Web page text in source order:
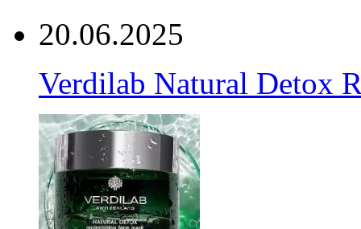
20.06.2025
Verdilab Natural Detox